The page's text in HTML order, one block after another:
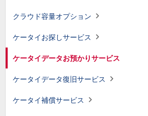
クラウド容量オプション
ケータイお探しサービス
ケータイデータお預かりサービス
ケータイデータ復旧サービス
ケータイ補償サービス